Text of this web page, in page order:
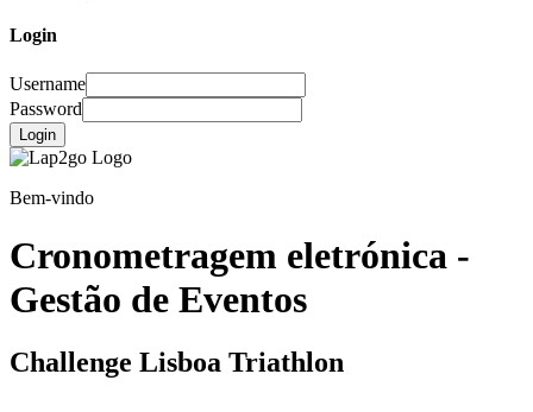
Login
Username
Password
Login
Bem-vindo
Cronometragem eletrónica -
Gestão de Eventos
Challenge Lisboa Triathlon